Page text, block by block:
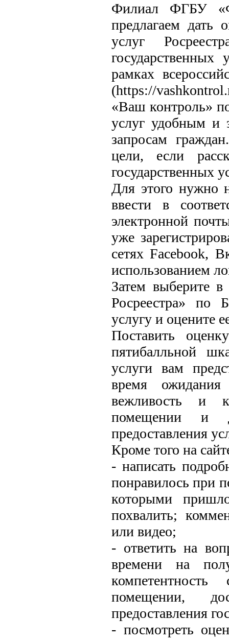
Филиал ФГБУ
предлагаем дать
услуг
рамках
(https://
«Ваш контроль»
услуг удобным и
запросам
цели, если
государственных
Для этого нужно
ввести в
электронной
уже
сетях Facebook,
использованием
Затем выберите
Росреестра» по
услугу и оцените
Поставить
пятибалльной
услуги вам
время
вежливость и
помещении и
предоставления
Кроме того на
- написать
понравилось при
которыми
похвалить;
или видео;
- ответить на
времени на
помещении,
предоставления
- посмотреть